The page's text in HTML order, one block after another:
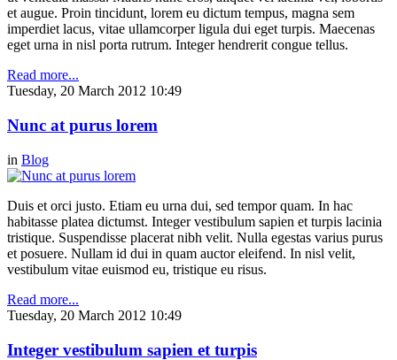
et augue. Proin tincidunt, lorem eu dictum tempus, magna sem
imperdiet lacus, vitae ullamcorper ligula dui eget turpis. Maecenas
eget urna in nisl porta rutrum. Integer hendrerit congue tellus.
Read more...
Tuesday, 20 March 2012 10:49
Nunc at purus lorem
in Blog
Duis et orci justo. Etiam eu urna dui, sed tempor quam. In hac
habitasse platea dictumst. Integer vestibulum sapien et turpis lacinia
tristique. Suspendisse placerat nibh velit. Nulla egestas varius purus
et posuere. Nullam id dui in quam auctor eleifend. In nisl velit,
vestibulum vitae euismod eu, tristique eu risus.
Read more...
Tuesday, 20 March 2012 10:49
Integer vestibulum sapien et turpis